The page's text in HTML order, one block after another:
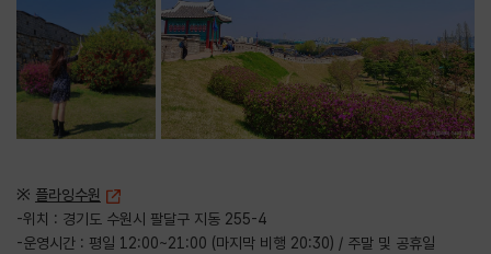
※ 플라잉수원
-위치 : 경기도 수원시 팔달구 지동 255-4
-운영시간 : 평일 12:00~21:00 (마지막 비행 20:30) / 주말 및 공휴일